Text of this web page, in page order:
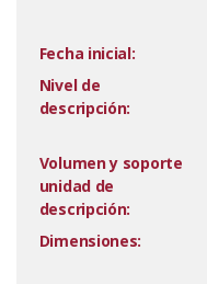
Fecha inicial:
Nivel de
descripción:
Volumen y soporte
unidad de
descripción:
Dimensiones: